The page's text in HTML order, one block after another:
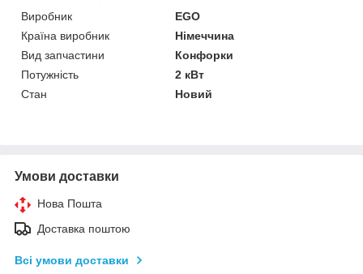
Виробник
EGO
Країна виробник
Німеччина
Вид запчастини
Конфорки
Потужність
2 кВт
Стан
Новий
Умови доставки
Нова Пошта
Доставка поштою
Всі умови доставки